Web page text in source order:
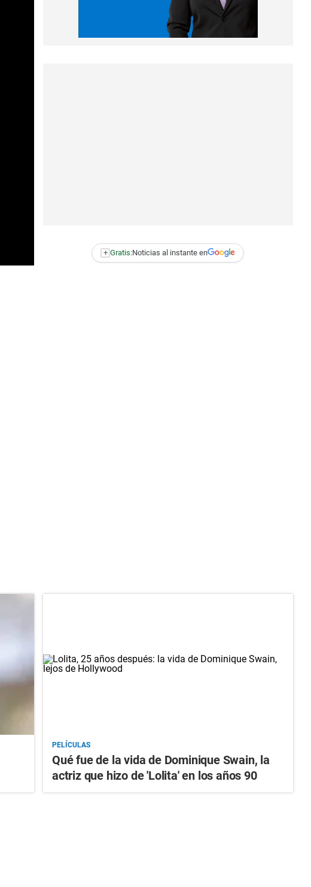
+ Gratis:Noticias al instante en
PELÍCULAS
Qué fue de la vida de Dominique Swain, la
actriz que hizo de 'Lolita' en los años 90